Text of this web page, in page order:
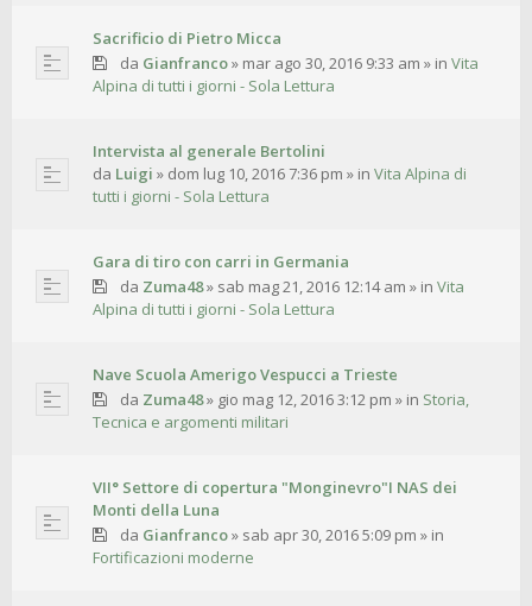
Sacrificio di Pietro Micca
da Gianfranco» mar ago 30, 2016 9:33 am » in Vita
Alpina di tutti i giorni - Sola Lettura
Intervista al generale Bertolini
da Luigi » dom lug 10, 2016 7:36 pm » in Vita Alpina di
tutti i giorni - Sola Lettura
Gara di tiro con carri in Germania
da Zuma48» sab mag 21, 2016 12:14 am » in Vita
Alpina di tutti i giorni - Sola Lettura
Nave Scuola Amerigo Vespucci a Trieste
da Zuma48» gio mag 12, 2016 3:12 pm » in Storia,
Tecnica e argomenti militari
VII° Settore di copertura "Monginevro"I NAS dei
Monti della Luna
da Gianfranco» sab apr 30, 2016 5:09 pm » in
Fortificazioni moderne